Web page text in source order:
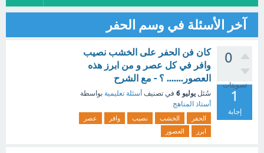
آخر الأسئلة في وسم الحفر
0
تصويتات
1
إجابة
كان فن الحفر على الخشب نصيب
وافر في كل عصر و من ابرز هذه
العصور....... ؟ - مع الشرح
سُئل يوليو 6 في تصنيف أسئلة تعليمية بواسطة
أستاذ المناهج
الحفر الخشب نصيب وافر
عصر
ابرز
العصور